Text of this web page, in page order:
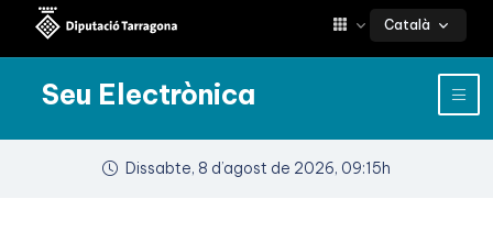
Català
Seu Electrònica
Dissabte, 8 d’agost de 2026, 09:15h